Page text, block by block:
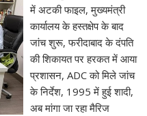
में अटकी फाइल, मुख्यमंत्री
कार्यालय के हस्तक्षेप के बाद
जांच शुरू, फरीदाबाद के दंपति
की शिकायत पर हरकत में आया
प्रशासन, ADC को मिले जांच
के निर्देश, 1995 में हुई शादी,
अब मांगा जा रहा मैरिज